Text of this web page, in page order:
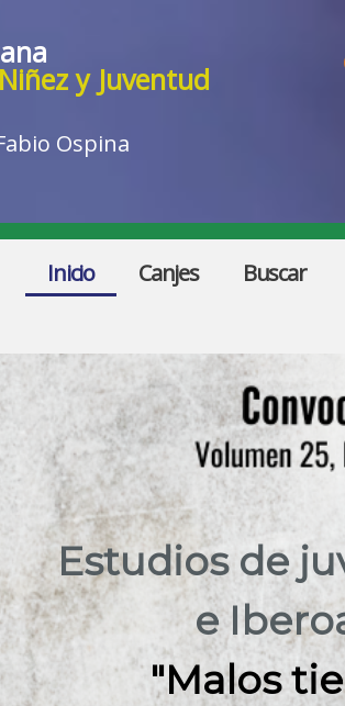
y Juventud
Ospina
Inicio Canjes Buscar
Estudios de
e
"Malos